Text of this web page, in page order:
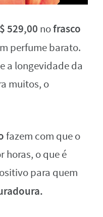
529,00 nofrasco
perfume barato.
a longevidade da
muitos, o
fazem com que o
horas, o que é
para quem